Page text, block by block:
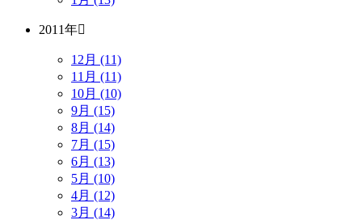
2011年
12月 (11)
11月 (11)
10月 (10)
9月 (15)
8月 (14)
7月 (15)
6月 (13)
5月 (10)
4月 (12)
3月 (14)